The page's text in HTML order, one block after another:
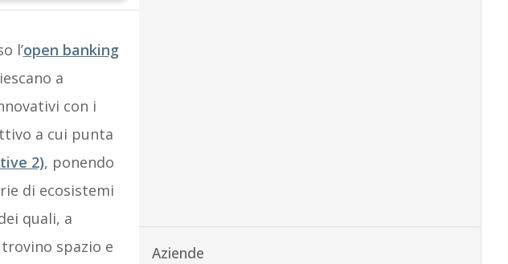
l’open banking
a
con i
a cui punta
2), ponendo
di ecosistemi
quali, a
spazio e
Aziende